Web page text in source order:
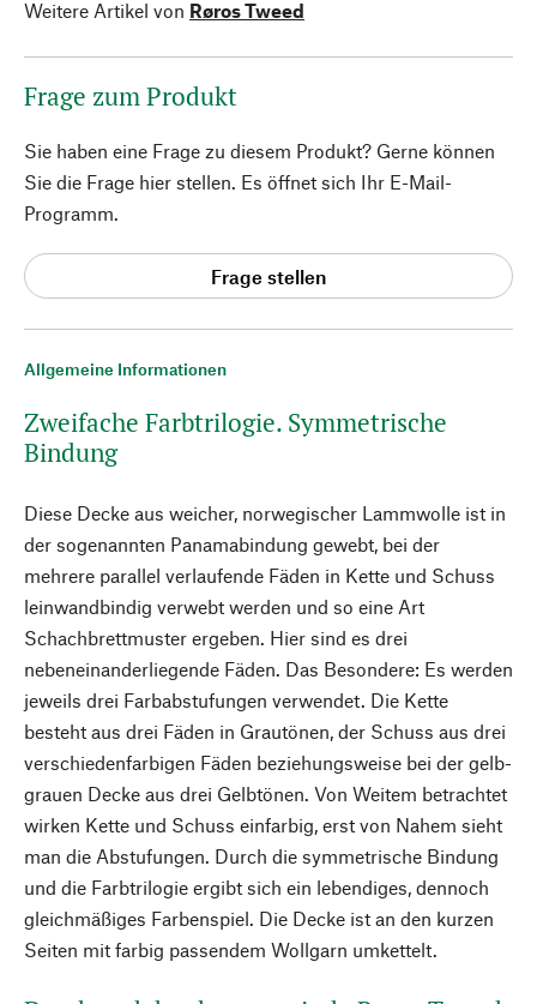
Allgemeine Informationen
Zweifache Farbtrilogie. Symmetrische
Bindung
Diese Decke aus weicher, norwegischer Lammwolle ist in
der sogenannten Panamabindung gewebt, bei der
mehrere parallel verlaufende Fäden in Kette und Schuss
leinwandbindig verwebt werden und so eine Art
Schachbrettmuster ergeben. Hier sind es drei
nebeneinanderliegende Fäden. Das Besondere: Es werden
jeweils drei Farbabstufungen verwendet. Die Kette
besteht aus drei Fäden in Grautönen, der Schuss aus drei
verschiedenfarbigen Fäden beziehungsweise bei der gelb-
grauen Decke aus drei Gelbtönen. Von Weitem betrachtet
wirken Kette und Schuss einfarbig, erst von Nahem sieht
man die Abstufungen. Durch die symmetrische Bindung
und die Farbtrilogie ergibt sich ein lebendiges, dennoch
gleichmäßiges Farbenspiel. Die Decke ist an den kurzen
Seiten mit farbig passendem Wollgarn umkettelt.
Weitere Artikel von Røros Tweed
Frage zum Produkt
Sie haben eine Frage zu diesem Produkt? Gerne können
Sie die Frage hier stellen. Es öffnet sich Ihr E-Mail-
Programm.
Frage stellen